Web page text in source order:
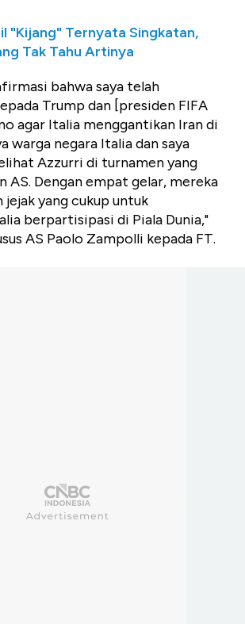
"Kijang" Ternyata Singkatan,
Tak Tahu Artinya
bahwa saya telah
Trump dan [presiden FIFA
agar Italia menggantikan Iran di
warga negara Italia dan saya
Azzurri di turnamen yang
AS. Dengan empat gelar, mereka
yang cukup untuk
berpartisipasi di Piala Dunia,"
AS Paolo Zampolli kepada FT.